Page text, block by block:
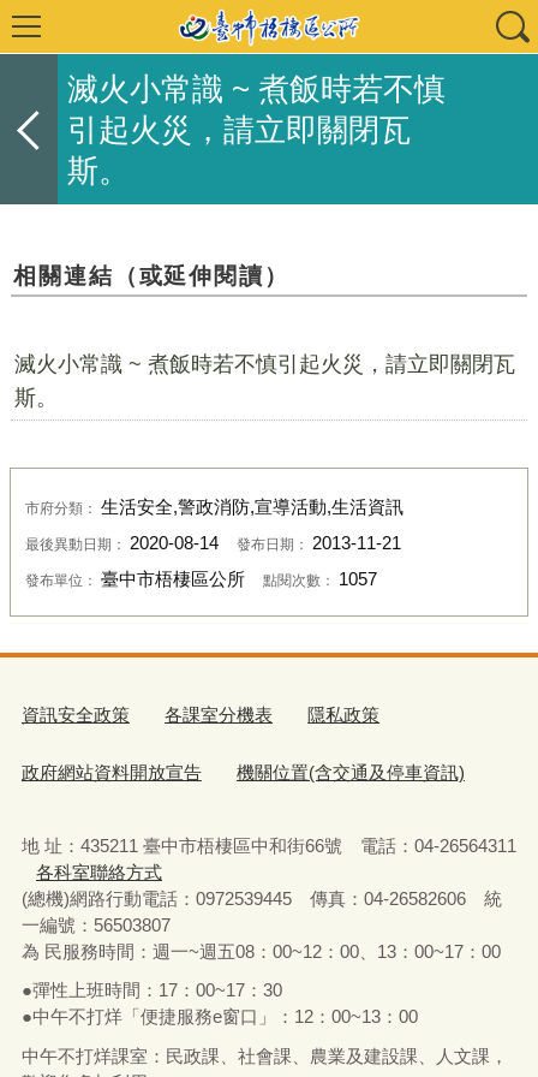
滅火小常識 ~ 煮飯時若不慎
引起火災，請立即關閉瓦
斯。
相關連結（或延伸閱讀）
滅火小常識 ~ 煮飯時若不慎引起火災，請立即關閉瓦
斯。
市府分類： 生活安全,警政消防,宣導活動,生活資訊
最後異動日期： 2020-08-14 發布日期： 2013-11-21
發布單位： 臺中市梧棲區公所 點閱次數： 1057
資訊安全政策 各課室分機表 隱私政策
政府網站資料開放宣告 機關位置(含交通及停車資訊)
地 址：435211 臺中市梧棲區中和街66號 電話：04-26564311
各科室聯絡方式
(總機)網路行動電話：0972539445 傳真：04-26582606 統
一編號：56503807
為 民服務時間：週一~週五08：00~12：00、13：00~17：00
●彈性上班時間：17：00~17：30
●中午不打烊「便捷服務e窗口」：12：00~13：00
中午不打烊課室：民政課、社會課、農業及建設課、人文課，